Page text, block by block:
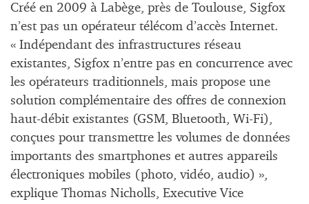
Créé en 2009 à Labège, près de Toulouse, Sigfox
n’est pas un opérateur télécom d’accès Internet.
« Indépendant des infrastructures réseau
existantes, Sigfox n’entre pas en concurrence avec
les opérateurs traditionnels, mais propose une
solution complémentaire des offres de connexion
haut-débit existantes (GSM, Bluetooth, Wi-Fi),
conçues pour transmettre les volumes de données
importants des smartphones et autres appareils
électroniques mobiles (photo, vidéo, audio) »,
explique Thomas Nicholls, Executive Vice